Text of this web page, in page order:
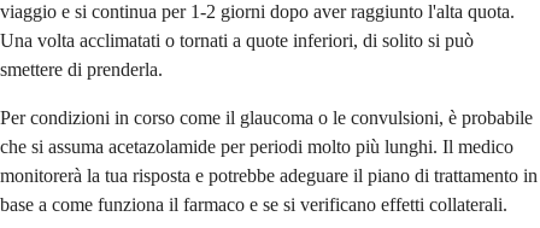
viaggio e si continua per 1-2 giorni dopo aver raggiunto l'alta quota.
Una volta acclimatati o tornati a quote inferiori, di solito si può
smettere di prenderla.
Per condizioni in corso come il glaucoma o le convulsioni, è probabile
che si assuma acetazolamide per periodi molto più lunghi. Il medico
monitorerà la tua risposta e potrebbe adeguare il piano di trattamento in
base a come funziona il farmaco e se si verificano effetti collaterali.